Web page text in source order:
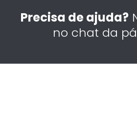
b
k
a
a
e
d
n
Precisa de ajuda?
no chat da